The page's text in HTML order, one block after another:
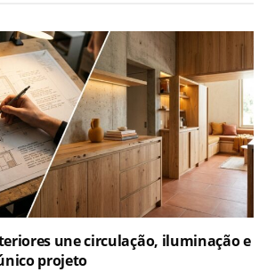
une circulação, iluminação e
projeto